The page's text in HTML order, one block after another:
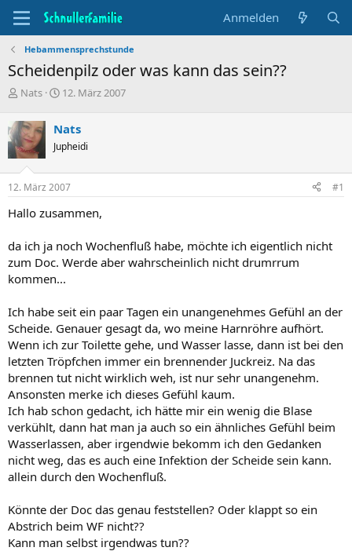
Anmelden
Hebammensprechstunde
Scheidenpilz oder was kann das sein??
T
e
m
e
n
s
t
r
e
r
Nats
B
i
n
d
a
u
12. März 2007
Nats
Jupheidi
12. März 2007 #1
Hallo zusammen,
da ich ja noch Wochenfluß habe, möchte ich eigentlich nicht
zum Doc. Werde aber wahrscheinlich nicht drumrrum
kommen...
Ich habe seit ein paar Tagen ein unangenehmes Gefühl an der
Scheide. Genauer gesagt da, wo meine Harnröhre aufhört.
Wenn ich zur Toilette gehe, und Wasser lasse, dann ist bei den
letzten Tröpfchen immer ein brennender Juckreiz. Na das
brennen tut nicht wirklich weh, ist nur sehr unangenehm.
Ansonsten merke ich dieses Gefühl kaum.
Ich hab schon gedacht, ich hätte mir ein wenig die Blase
verkühlt, dann hat man ja auch so ein ähnliches Gefühl beim
Wasserlassen, aber irgendwie bekomm ich den Gedanken
nicht weg, das es auch eine Infektion der Scheide sein kann.
allein durch den Wochenfluß.
Könnte der Doc das genau feststellen? Oder klappt so ein
Abstrich beim WF nicht??
Kann man selbst irgendwas tun??